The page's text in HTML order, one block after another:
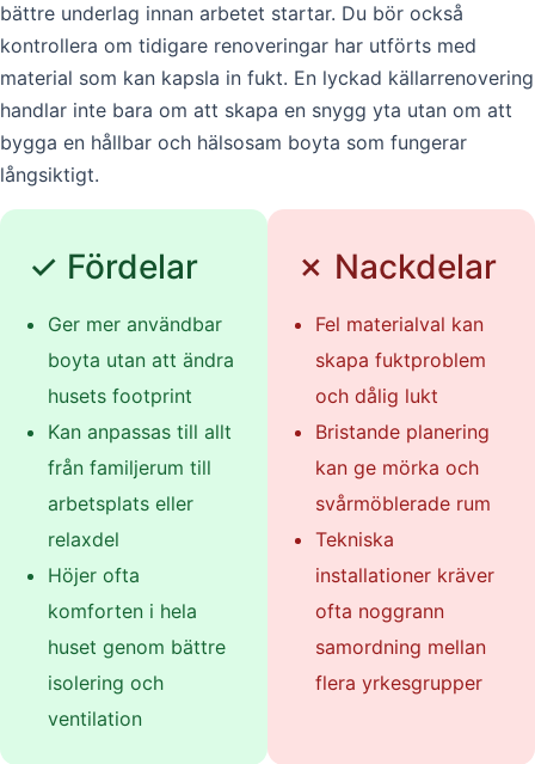
bättre underlag innan arbetet startar. Du bör också
kontrollera om tidigare renoveringar har utförts med
material som kan kapsla in fukt. En lyckad källarrenovering
handlar inte bara om att skapa en snygg yta utan om att
bygga en hållbar och hälsosam boyta som fungerar
långsiktigt.
✓ Fördelar
Ger mer användbar
boyta utan att ändra
husets footprint
Kan anpassas till allt
från familjerum till
arbetsplats eller
relaxdel
Höjer ofta
komforten i hela
huset genom bättre
isolering och
ventilation
✗ Nackdelar
Fel materialval kan
skapa fuktproblem
och dålig lukt
Bristande planering
kan ge mörka och
svårmöblerade rum
Tekniska
installationer kräver
ofta noggrann
samordning mellan
flera yrkesgrupper